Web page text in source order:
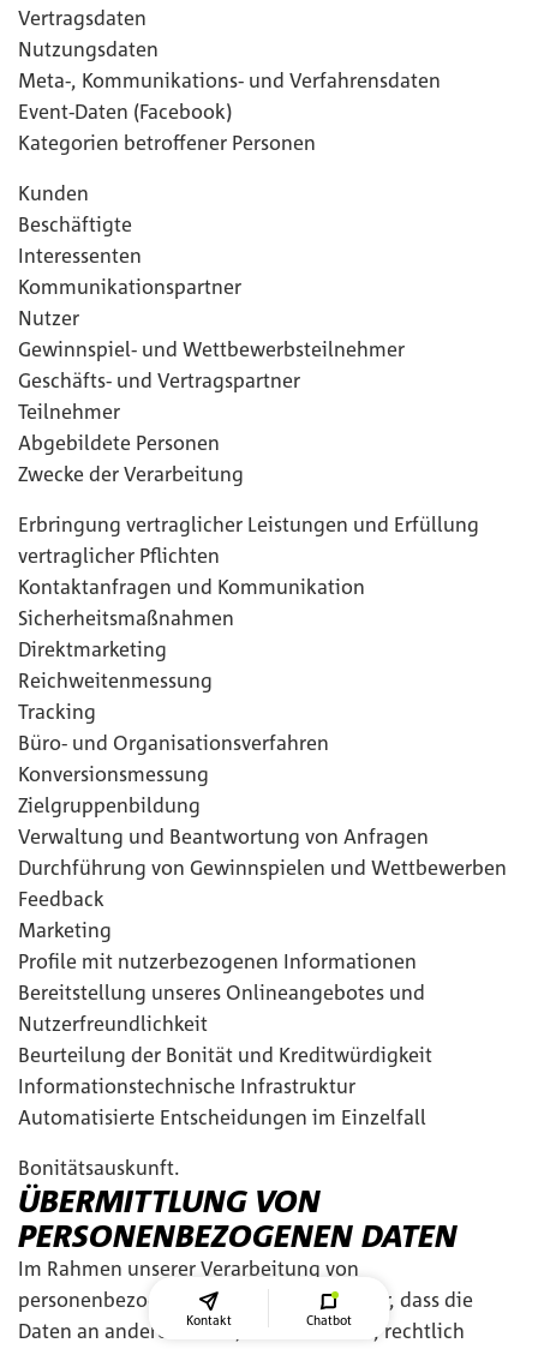
Vertragsdaten
Nutzungsdaten
Meta-, Kommunikations- und Verfahrensdaten
Event-Daten (Facebook)
Kategorien betroffener Personen
Kunden
Beschäftigte
Interessenten
Kommunikationspartner
Nutzer
Gewinnspiel- und Wettbewerbsteilnehmer
Geschäfts- und Vertragspartner
Teilnehmer
Abgebildete Personen
Zwecke der Verarbeitung
Erbringung vertraglicher Leistungen und Erfüllung
vertraglicher Pflichten
Kontaktanfragen und Kommunikation
Sicherheitsmaßnahmen
Direktmarketing
Reichweitenmessung
Tracking
Büro- und Organisationsverfahren
Konversionsmessung
Zielgruppenbildung
Verwaltung und Beantwortung von Anfragen
Durchführung von Gewinnspielen und Wettbewerben
Feedback
Marketing
Profile mit nutzerbezogenen Informationen
Bereitstellung unseres Onlineangebotes und
Nutzerfreundlichkeit
Beurteilung der Bonität und Kreditwürdigkeit
Informationstechnische Infrastruktur
Automatisierte Entscheidungen im Einzelfall
Bonitätsauskunft.
ÜBERMITTLUNG VON
PERSONENBEZOGENEN DATEN
Im Rahmen unserer Verarbeitung von
personenbezogenen Daten kommt es vor, dass die
Daten an andere Stellen, Unternehmen, rechtlich
Kontakt Chatbot